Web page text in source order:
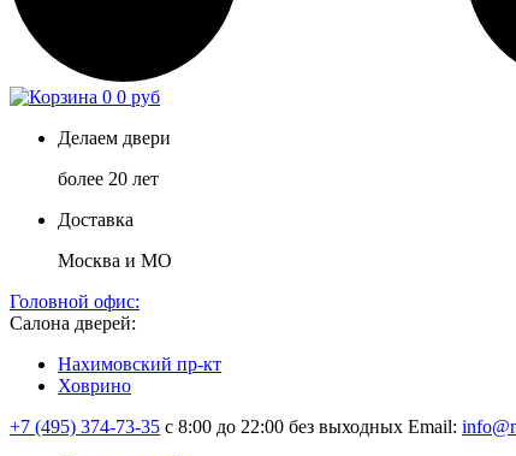
0 0 руб
Делаем двери
более 20 лет
Доставка
Москва и МО
Головной офис:
Салона дверей:
Нахимовский пр-кт
Ховрино
+7 (495) 374-73-35 с 8:00 до 22:00 без выходных Email: